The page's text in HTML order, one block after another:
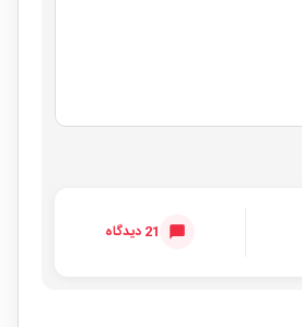
21 دیدگاه